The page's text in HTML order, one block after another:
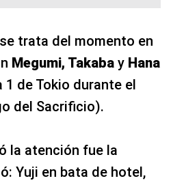
trata del momento en
Megumi, Takaba y Hana
1 de Tokio durante el
del Sacrificio).
la atención fue la
Yuji en bata de hotel,